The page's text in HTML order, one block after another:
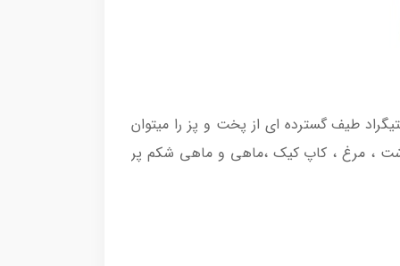
کنترل تمام لمسی این محصول با محدوده دمای قابل تنظیم 80 تا 200 درجه سانتیگراد طیف گسترده ای از پخت و پز را میتوان
استیک و گوشت ، مرغ ، کاپ کیک ،ماهی و ماهی شکم پر